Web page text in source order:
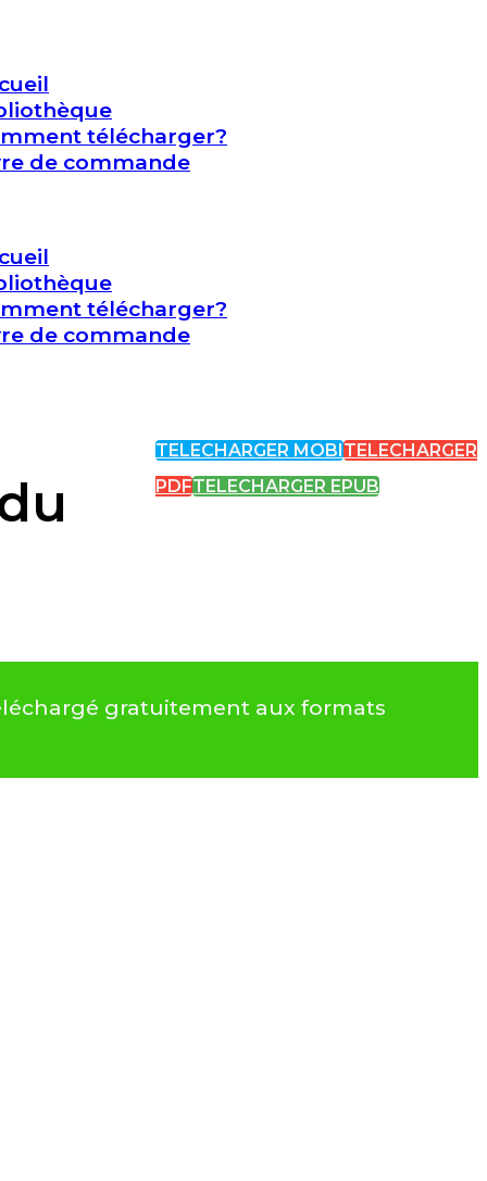
télécharger?
de commande
télécharger?
de commande
TELECHARGER MOBITELECHARGER
PDFTELECHARGER EPUB
gratuitement aux formats